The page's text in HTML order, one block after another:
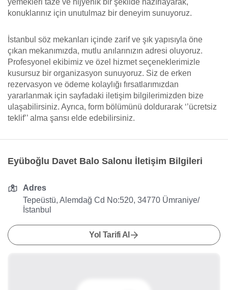
yemekleri taze ve hijyenik bir şekilde hazırlayarak,
konuklarınız için unutulmaz bir deneyim sunuyoruz.
İstanbul söz mekanları içinde zarif ve şık yapısıyla öne
çıkan mekanımızda, mutlu anılarınızın adresi oluyoruz.
Profesyonel ekibimiz ve özel hizmet seçeneklerimizle
kusursuz bir organizasyon sunuyoruz. Siz de erken
rezervasyon ve ödeme kolaylığı fırsatlarımızdan
yararlanmak için sayfadaki iletişim bilgilerimizden bize
ulaşabilirsiniz. Ayrıca, form bölümünü doldurarak ‘’ücretsiz
teklif’’ alma şansı elde edebilirsiniz.
Eyüboğlu Davet Balo Salonu İletişim Bilgileri
Adres
Tepeüstü, Alemdağ Cd No:520, 34770 Ümraniye/
İstanbul
Yol Tarifi Al